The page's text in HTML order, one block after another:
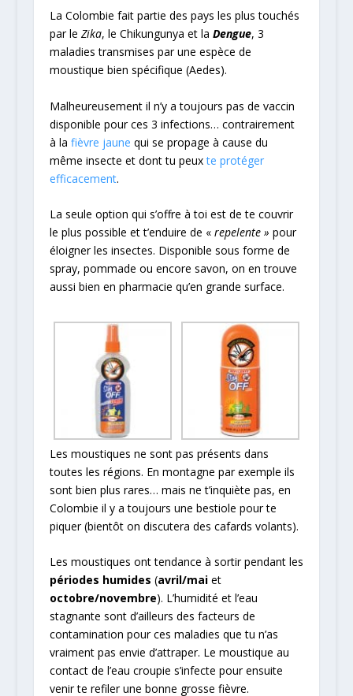
La Colombie fait partie des pays les plus touchés
par le Zika, le Chikungunya et la Dengue, 3
maladies transmises par une espèce de
moustique bien spécifique (Aedes).
Malheureusement il n’y a toujours pas de vaccin
disponible pour ces 3 infections… contrairement
à la fièvre jaune qui se propage à cause du
même insecte et dont tu peuxte protéger
efficacement.
La seule option qui s’offre à toi est de te couvrir
le plus possible et t’enduire de « repelente » pour
éloigner les insectes. Disponible sous forme de
spray, pommade ou encore savon, on en trouve
aussi bien en pharmacie qu’en grande surface.
Les moustiques ne sont pas présents dans
toutes les régions. En montagne par exemple ils
sont bien plus rares… mais ne t’inquiète pas, en
Colombie il y a toujours une bestiole pour te
piquer (bientôt on discutera des cafards volants).
Les moustiques ont tendance à sortir pendant les
périodes humides (avril/maiet
octobre/novembre). L’humidité et l’eau
stagnante sont d’ailleurs des facteurs de
contamination pour ces maladies que tu n’as
vraiment pas envie d’attraper. Le moustique au
contact de l’eau croupie s’infecte pour ensuite
venir te refiler une bonne grosse fièvre.